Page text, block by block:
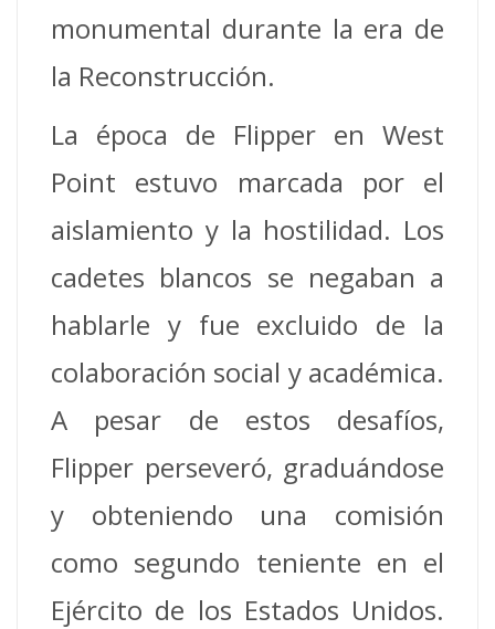
monumental durante la era de
la Reconstrucción.
La época de Flipper en West
Point estuvo marcada por el
aislamiento y la hostilidad. Los
cadetes blancos se negaban a
hablarle y fue excluido de la
colaboración social y académica.
A pesar de estos desafíos,
Flipper perseveró, graduándose
y obteniendo una comisión
como segundo teniente en el
Ejército de los Estados Unidos.